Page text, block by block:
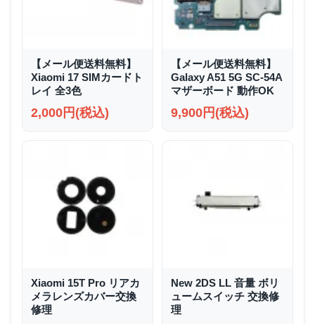
【メール便送料無料】
Xiaomi 17 SIMカードト
レイ 全3色
2,000円(税込)
【メール便送料無料】
Galaxy A51 5G SC-54A
マザーボード 動作OK
9,900円(税込)
Xiaomi 15T Pro リアカ
メラレンズカバー交換
修理
New 2DS LL 音量 ボリ
ュームスイッチ 交換修
理